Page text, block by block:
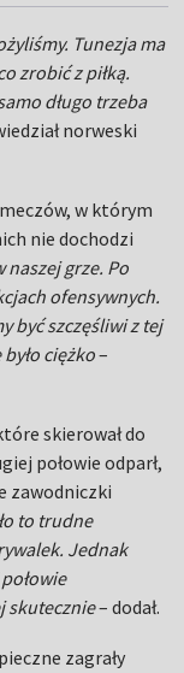
Tunezja ma
zrobić z piłką.
długo trzeba
norweski
w którym
nie dochodzi
grze. Po
ofensywnych.
być szczęśliwi z tej
ciężko–
skierował do
połowie odparł,
zawodniczki
to trudne
Jednak
skutecznie– dodał.
zagrały